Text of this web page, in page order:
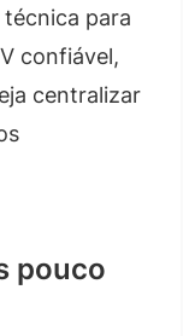
para
confiável,
centralizar
pouco